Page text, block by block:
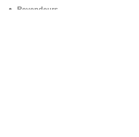
Revendeurs